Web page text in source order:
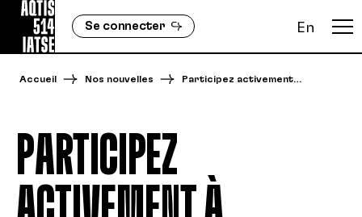
Se connecter En
Accueil Nos nouvelles Participez activement…
PARTICIPEZ